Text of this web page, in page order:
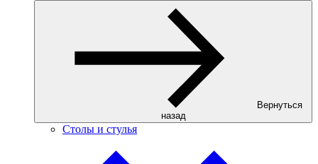
Вернуться
назад
Столы и стулья